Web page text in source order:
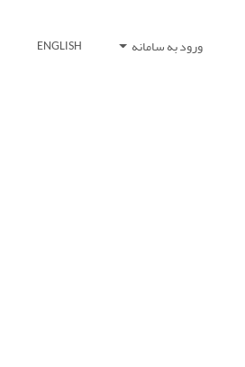
ورود به سامانه ENGLISH